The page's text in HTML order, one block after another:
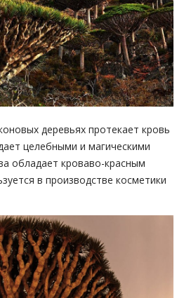
деревьях протекает кровь
целебными и магическими
обладает кроваво-красным
в производстве косметики